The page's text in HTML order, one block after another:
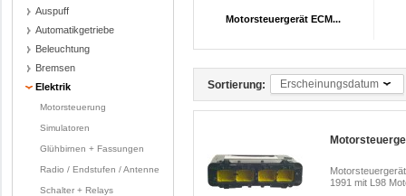
Auspuff
Automatikgetriebe
Beleuchtung
Bremsen
Elektrik
Motorsteuerung
Simulatoren
Glühbirnen + Fassungen
Radio / Endstufen / Antenne
Schalter + Relays
Motorsteuergerät ECM...
Sortierung: Erscheinungsdatum
1991 mit L98